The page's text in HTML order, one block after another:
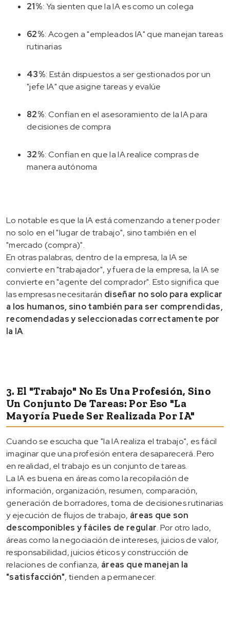
21%: Ya sienten que la IA es como un colega
62%: Acogen a "empleados IA" que manejan tareas
rutinarias
43%: Están dispuestos a ser gestionados por un
"jefe IA" que asigne tareas y evalúe
82%: Confían en el asesoramiento de la IA para
decisiones de compra
32%: Confían en que la IA realice compras de
manera autónoma
Lo notable es que la IA está comenzando a tener poder
no solo en el "lugar de trabajo", sino también en el
"mercado (compra)".
En otras palabras, dentro de la empresa, la IA se
convierte en "trabajador", y fuera de la empresa, la IA se
convierte en "agente del comprador". Esto significa que
las empresas necesitarán diseñar no solo para explicar
a los humanos, sino también para ser comprendidas,
recomendadas y seleccionadas correctamente por
la IA.
3. El "trabajo" No Es Una Profesión, Sino
Un Conjunto De Tareas: Por Eso "la
Mayoría Puede Ser Realizada Por IA"
Cuando se escucha que "la IA realiza el trabajo", es fácil
imaginar que una profesión entera desaparecerá. Pero
en realidad, el trabajo es un conjunto de tareas.
La IA es buena en áreas como la recopilación de
información, organización, resumen, comparación,
generación de borradores, toma de decisiones rutinarias
y ejecución de flujos de trabajo, áreas que son
descomponibles y fáciles de regular. Por otro lado,
áreas como la negociación de intereses, juicios de valor,
responsabilidad, juicios éticos y construcción de
relaciones de confianza, áreas que manejan la
"satisfacción", tienden a permanecer.